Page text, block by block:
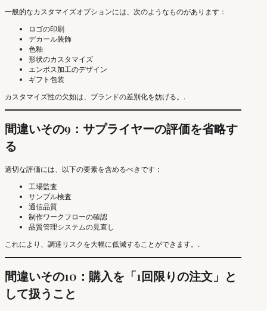
一般的なカスタマイズオプションには、次のようなものがあります：
ロゴの印刷
デカール装飾
色釉
形状のカスタマイズ
エンボス加工のデザイン
ギフト包装
カスタマイズ性の欠如は、ブランドの差別化を妨げる。.
間違いその9：サプライヤーの評価を省略す
る
適切な評価には、以下の要素を含めるべきです：
工場監査
サンプル検査
通信品質
制作ワークフローの確認
品質管理システムの見直し
これにより、調達リスクを大幅に低減することができます。.
間違いその10：購入を「1回限りの注文」と
して扱うこと